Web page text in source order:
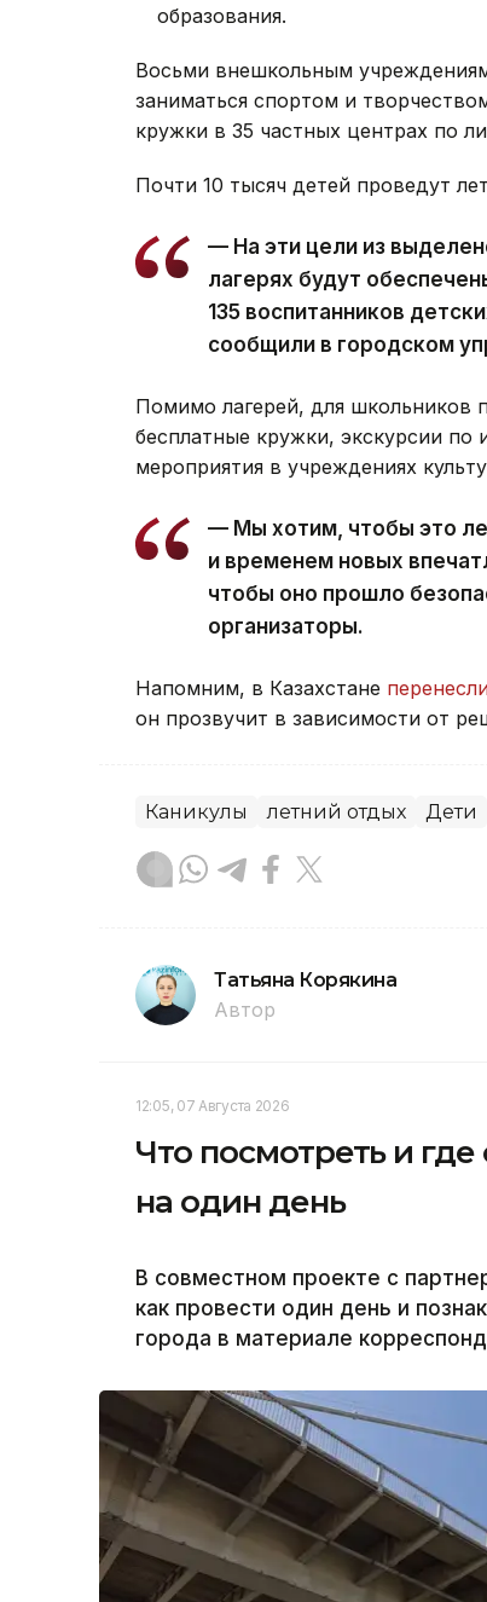
образования.
Восьми внешкольным
заниматься спортом и
кружки в 35 частных центрах по
Почти 10 тысяч детей проведут
— На эти цели из
лагерях будут
135 воспитанников
сообщили в городском
Помимо лагерей, для школьников
бесплатные кружки, экскурсии
мероприятия в учреждениях
— Мы хотим, чтобы это
и временем новых
чтобы оно прошло
организаторы.
Напомним, в Казахстане
он прозвучит в зависимости от
Каникулы летний отдых Дети
Татьяна Корякина
Автор
12:05, 07 Августа 2026
Что посмотреть и
на один день
В совместном проекте с
как провести один день и
города в материале